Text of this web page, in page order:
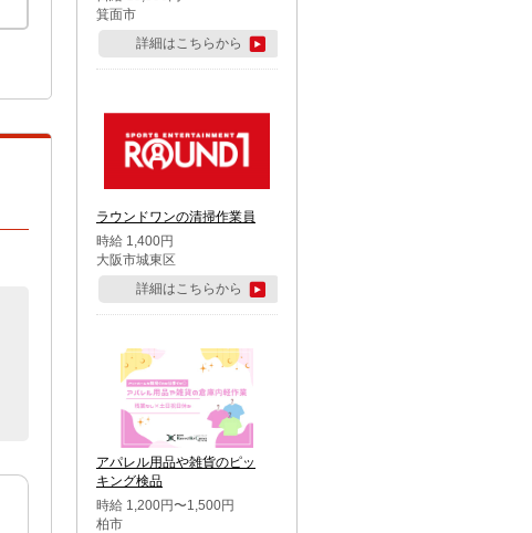
箕面市
詳細はこちらから
ラウンドワンの清掃作業員
時給 1,400円
大阪市城東区
詳細はこちらから
アパレル用品や雑貨のピッ
キング検品
時給 1,200円〜1,500円
柏市